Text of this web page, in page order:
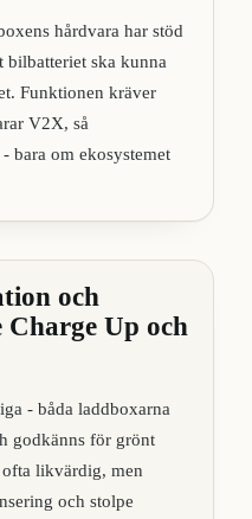
hårdvara har stöd
ska kunna
Funktionen kräver
V2X, så
bara om ekosystemet
och
Charge Up och
- båda laddboxarna
godkänns för grönt
likvärdig, men
och stolpe